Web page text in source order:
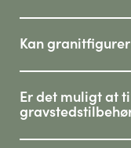
Kan
Er det muligt at